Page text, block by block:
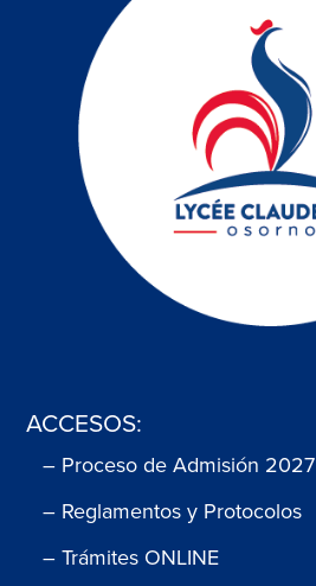
ACCESOS:
– Proceso de Admisión 2027
– Reglamentos y Protocolos
– Trámites ONLINE